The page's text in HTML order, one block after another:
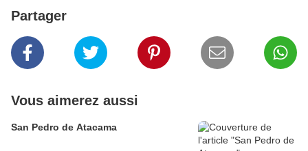
Partager
Vous aimerez aussi
San Pedro de Atacama